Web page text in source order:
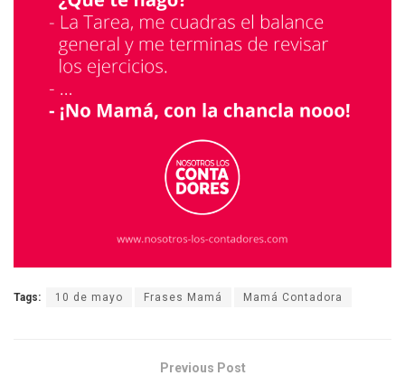
Tags: 10 de mayo Frases Mamá Mamá Contadora
Previous Post